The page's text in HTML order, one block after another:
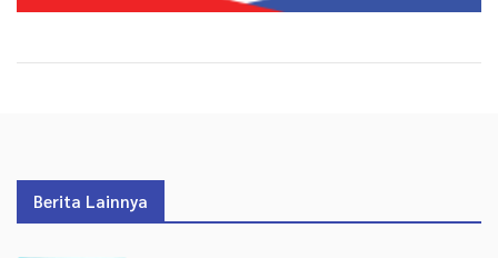
Berita Lainnya